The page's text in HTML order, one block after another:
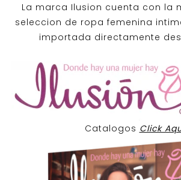
La marca Ilusion cuenta con la
seleccion de ropa femenina
importada directamente
Catalogos Click